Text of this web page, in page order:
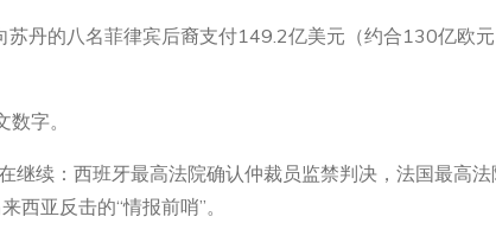
丹的八名菲律宾后裔支付149.2亿美元（约合130亿欧
字。
续：西班牙最高法院确认仲裁员监禁判决，法国最高
亚反击的“情报前哨”。